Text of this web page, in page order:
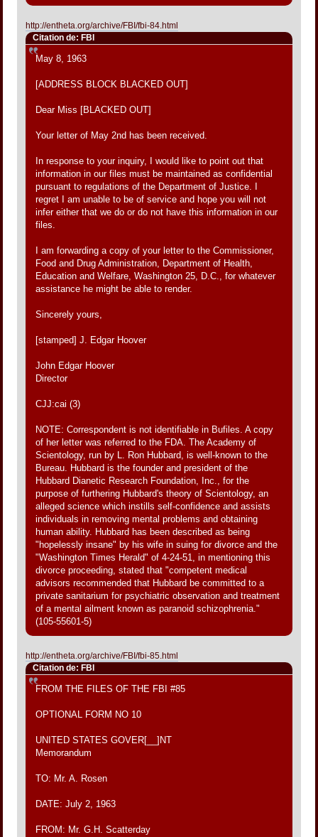
http://entheta.org/archive/FBI/fbi-84.html
Citation de: FBI
May 8, 1963
[ADDRESS BLOCK BLACKED OUT]
Dear Miss [BLACKED OUT]
Your letter of May 2nd has been received.
In response to your inquiry, I would like to point out that
information in our files must be maintained as confidential
pursuant to regulations of the Department of Justice. I
regret I am unable to be of service and hope you will not
infer either that we do or do not have this information in our
files.
I am forwarding a copy of your letter to the Commissioner,
Food and Drug Administration, Department of Health,
Education and Welfare, Washington 25, D.C., for whatever
assistance he might be able to render.
Sincerely yours,
[stamped] J. Edgar Hoover
John Edgar Hoover
Director
CJJ:cai (3)
NOTE: Correspondent is not identifiable in Bufiles. A copy
of her letter was referred to the FDA. The Academy of
Scientology, run by L. Ron Hubbard, is well-known to the
Bureau. Hubbard is the founder and president of the
Hubbard Dianetic Research Foundation, Inc., for the
purpose of furthering Hubbard's theory of Scientology, an
alleged science which instills self-confidence and assists
individuals in removing mental problems and obtaining
human ability. Hubbard has been described as being
"hopelessly insane" by his wife in suing for divorce and the
"Washington Times Herald" of 4-24-51, in mentioning this
divorce proceeding, stated that "competent medical
advisors recommended that Hubbard be committed to a
private sanitarium for psychiatric observation and treatment
of a mental ailment known as paranoid schizophrenia."
(105-55601-5)
http://entheta.org/archive/FBI/fbi-85.html
Citation de: FBI
FROM THE FILES OF THE FBI #85
OPTIONAL FORM NO 10
UNITED STATES GOVER[__]NT
Memorandum
TO: Mr. A. Rosen
DATE: July 2, 1963
FROM: Mr. G.H. Scatterday